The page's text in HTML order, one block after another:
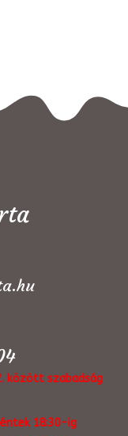
között szabadság
18:30-ig